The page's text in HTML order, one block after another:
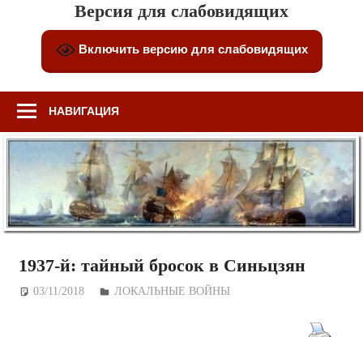
Версия для слабовидящих
Включить версию для слабовидящих
НАВИГАЦИЯ
1937-й: тайный бросок в Синьцзян
03/11/2018 Дежурный по Редакции
ЛОКАЛЬНЫЕ ВОЙНЫ